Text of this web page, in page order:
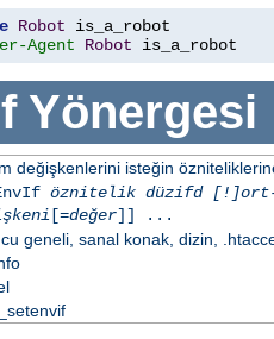
Robot
Agent Robot is_a_robot
Yönergesi
değişkenlerini isteğin
öznitelik düzifd [!]ort-
[=değer]] ...
geneli, sanal konak, dizin,